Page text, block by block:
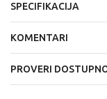
SPECIFIKACIJA
KOMENTARI
PROVERI